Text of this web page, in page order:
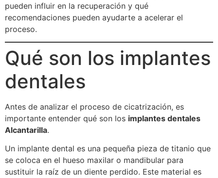
pueden influir en la recuperación y qué
recomendaciones pueden ayudarte a acelerar el
proceso.
Qué son los implantes
dentales
Antes de analizar el proceso de cicatrización, es
importante entender qué son los implantes dentales
Alcantarilla.
Un implante dental es una pequeña pieza de titanio que
se coloca en el hueso maxilar o mandibular para
sustituir la raíz de un diente perdido. Este material es